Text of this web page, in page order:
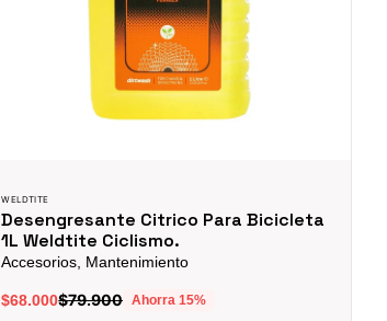
WELDTITE
Desengresante Citrico Para Bicicleta
1L Weldtite Ciclismo.
Accesorios, Mantenimiento
$68.000$79.900 Ahorra15%